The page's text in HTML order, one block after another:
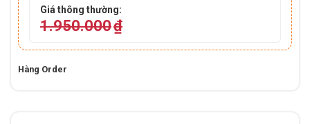
Giá thông thường:
1.950.000₫
Hàng Order